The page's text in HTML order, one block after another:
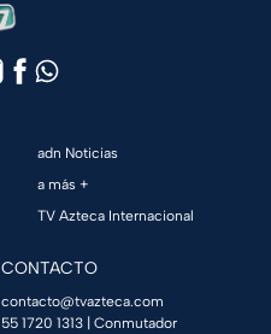
adn Noticias
a más +
TV Azteca Internacional
CONTACTO
contacto@tvazteca.com
55 1720 1313 | Conmutador